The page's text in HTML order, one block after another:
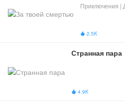
Приключения |
 2.5K
Странная пара
 4.9K